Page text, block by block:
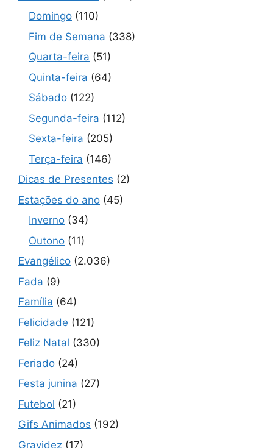
Domingo (110)
Fim de Semana (338)
Quarta-feira (51)
Quinta-feira (64)
Sábado (122)
Segunda-feira (112)
Sexta-feira (205)
Terça-feira (146)
Dicas de Presentes (2)
Estações do ano (45)
Inverno (34)
Outono (11)
Evangélico (2.036)
Fada (9)
Família (64)
Felicidade (121)
Feliz Natal (330)
Feriado (24)
Festa junina (27)
Futebol (21)
Gifs Animados (192)
Gravidez (17)